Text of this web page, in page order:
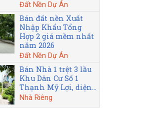
Đất Nền Dự Án
Bán đất nền Xuất
Nhập Khẩu Tổng
Hợp 2 giá mềm nhất
năm 2026
Đất Nền Dự Án
Bán Nhà 1 trệt 3 lầu
Khu Dân Cư Số 1
Thạnh Mỹ Lợi, diện...
Nhà Riêng